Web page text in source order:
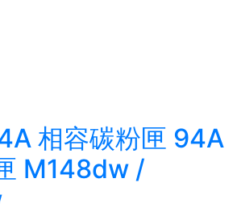
相容碳粉匣 94A
M148dw /